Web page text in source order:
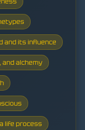
and its influence
alchemy
life process